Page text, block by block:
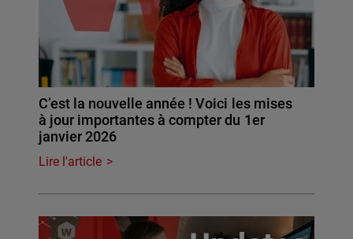
C’est la nouvelle année ! Voici les mises
à jour importantes à compter du 1er
janvier 2026
Lire l'article